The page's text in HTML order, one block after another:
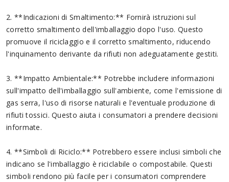
2. **Indicazioni di Smaltimento:** Fornirà istruzioni sul
corretto smaltimento dell'imballaggio dopo l'uso. Questo
promuove il riciclaggio e il corretto smaltimento, riducendo
l'inquinamento derivante da rifiuti non adeguatamente gestiti.
3. **Impatto Ambientale:** Potrebbe includere informazioni
sull'impatto dell'imballaggio sull'ambiente, come l'emissione di
gas serra, l'uso di risorse naturali e l'eventuale produzione di
rifiuti tossici. Questo aiuta i consumatori a prendere decisioni
informate.
4. **Simboli di Riciclo:** Potrebbero essere inclusi simboli che
indicano se l'imballaggio è riciclabile o compostabile. Questi
simboli rendono più facile per i consumatori comprendere